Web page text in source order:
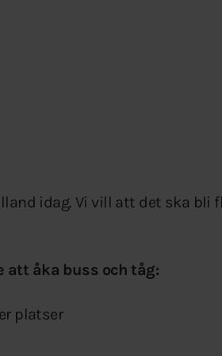
idag. Vi vill att det ska bli
att åka buss och tåg:
platser